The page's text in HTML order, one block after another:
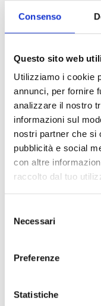
Consenso
Questo sito web
Utilizziamo i cookie
annunci, per fornire
analizzare il nostro
informazioni sul
nostri partner che si
pubblicità e social
con altre
raccolto dal tuo
delNecessari
Preferenze
Statistiche
Accessories EB00
Accessories for
Documents(6992)
Select All
Please log in
the icon lock
SEARCH